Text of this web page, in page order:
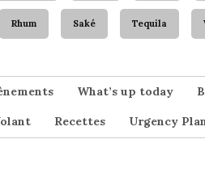
Rhum Saké Tequila
What’s up today
Recettes Urgency